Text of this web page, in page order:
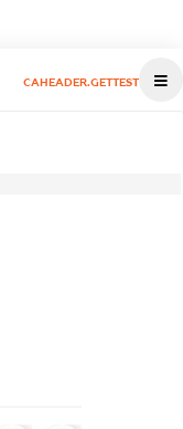
CAHEADER.GETTEST